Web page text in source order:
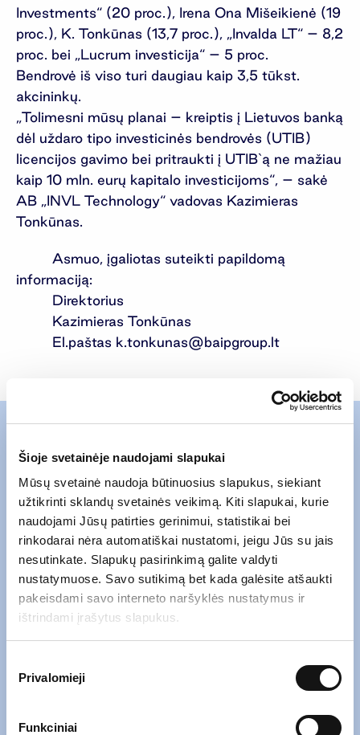
Šioje svetainėje naudojami slapukai
Mūsų svetainė naudoja būtinuosius slapukus, siekiant
užtikrinti sklandų svetainės veikimą. Kiti slapukai, kurie
naudojami Jūsų patirties gerinimui, statistikai bei
rinkodarai nėra automatiškai nustatomi, jeigu Jūs su jais
nesutinkate. Slapukų pasirinkimą galite valdyti
nustatymuose. Savo sutikimą bet kada galėsite atšaukti
pakeisdami savo interneto naršyklės nustatymus ir
ištrindami įrašytus slapukus.
pasirinkimas
Privalomieji
Funkciniai
Investments“ (20 proc.), Irena Ona Mišeikienė (19
proc.), K. Tonkūnas (13,7 proc.), „Invalda LT“ – 8,2
proc. bei „Lucrum investicija“ – 5 proc.
Bendrovė iš viso turi daugiau kaip 3,5 tūkst.
akcininkų.
„Tolimesni mūsų planai – kreiptis į Lietuvos banką
dėl uždaro tipo investicinės bendrovės (UTIB)
licencijos gavimo bei pritraukti į UTIB`ą ne mažiau
kaip 10 mln. eurų kapitalo investicijoms“, – sakė
AB „INVL Technology“ vadovas Kazimieras
Tonkūnas.
Asmuo, įgaliotas suteikti papildomą
informaciją:
Direktorius
Kazimieras Tonkūnas
El.paštas k.tonkunas@baipgroup.lt
Susisiekite su mumis